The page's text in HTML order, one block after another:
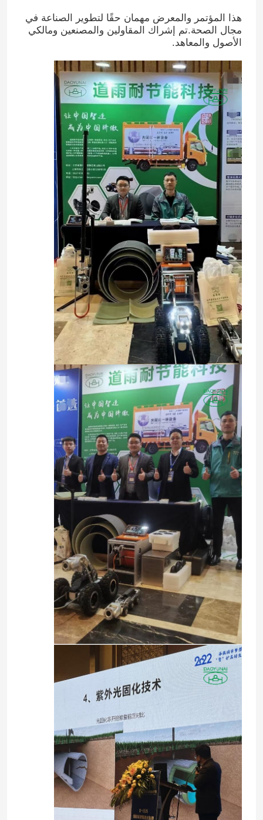
اترك رسالة
بيت
منتجات
معلومات عنا
هذا المؤتمر والمعرض مهمان حقًا لتطوير الصناعة في
مجال الصحة.تم إشراك المقاولين والمصنعين ومالكي
الأصول والمعاهد.